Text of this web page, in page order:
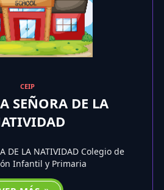
CEIP
SEÑORA DE LA
DE LA NATIVIDAD Colegio de
Infantil y Primaria